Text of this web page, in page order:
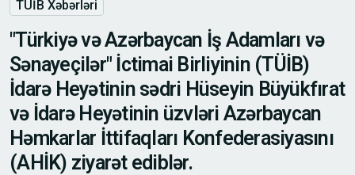
TÜİB Xəbərləri
"Türkiyə və Azərbaycan İş Adamları və
Sənayeçilər" İctimai Birliyinin (TÜİB)
İdarə Heyətinin sədri Hüseyin Büyükfırat
və İdarə Heyətinin üzvləri Azərbaycan
Həmkarlar İttifaqları Konfederasiyasını
(AHİK) ziyarət ediblər.